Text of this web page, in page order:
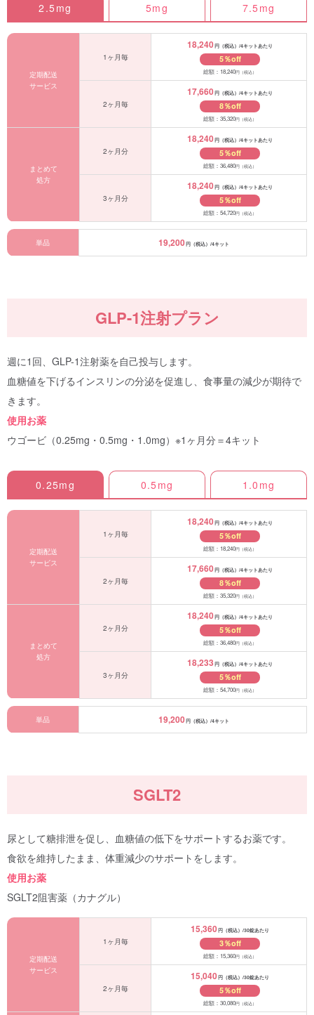
2.5mg 5mg 7.5mg
定期配送
サービス
1ヶ月毎
18,240円（税込）/4キットあたり
5％off
総額：18,240円（税込）
2ヶ月毎
17,660円（税込）/4キットあたり
8％off
総額：35,320円（税込）
まとめて
処方
2ヶ月分
18,240円（税込）/4キットあたり
5％off
総額：36,480円（税込）
3ヶ月分
18,240円（税込）/4キットあたり
5％off
総額：54,720円（税込）
単品 19,200円（税込）/4キット
GLP-1注射プラン
週に1回、GLP-1注射薬を自己投与します。
血糖値を下げるインスリンの分泌を促進し、食事量の減少が期待で
きます。
使用お薬
ウゴービ（0.25mg・0.5mg・1.0mg）※1ヶ月分＝4キット
0.25mg 0.5mg 1.0mg
定期配送
サービス
1ヶ月毎
18,240円（税込）/4キットあたり
5％off
総額：18,240円（税込）
2ヶ月毎
17,660円（税込）/4キットあたり
8％off
総額：35,320円（税込）
まとめて
処方
2ヶ月分
18,240円（税込）/4キットあたり
5％off
総額：36,480円（税込）
3ヶ月分
18,233 円（税込）/4キットあたり
5％off
総額：54,700円（税込）
単品 19,200円（税込）/4キット
SGLT2
尿として糖排泄を促し、血糖値の低下をサポートするお薬です。
食欲を維持したまま、体重減少のサポートをします。
使用お薬
SGLT2阻害薬（カナグル）
定期配送
サービス
1ヶ月毎
15,360円（税込）/30錠あたり
3％off
総額：15,360円（税込）
2ヶ月毎
15,040円（税込）/30錠あたり
5％off
総額：30,080円（税込）